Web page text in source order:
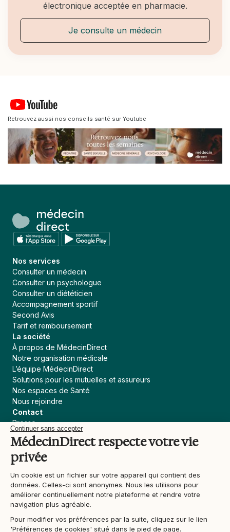
électronique acceptée en pharmacie.
Je consulte un médecin
Retrouvez aussi nos conseils santé sur Youtube
Nos services
Consulter un médecin
Consulter un psychologue
Consulter un diététicien
Accompagnement sportif
Second Avis
Tarif et remboursement
La société
À propos de MédecinDirect
Notre organisation médicale
L’équipe MédecinDirect
Solutions pour les mutuelles et assureurs
Nos espaces de Santé
Nous rejoindre
Contact
Presse
Assureur, courtier
Collectivités
Devenir praticien MédecinDirect
Liens utiles
Blog
Actualités Santé
Contenu médical
Support
Conditions générales d'utilisation
Continuer sans accepter
MédecinDirect respecte votre vie
privée
Un cookie est un fichier sur votre appareil qui contient des
données. Celles-ci sont anonymes. Nous les utilisons pour
améliorer continuellement notre plateforme et rendre votre
navigation plus agréable.
Pour modifier vos préférences par la suite, cliquez sur le lien
'Préférences de cookies' situé dans le pied de page.